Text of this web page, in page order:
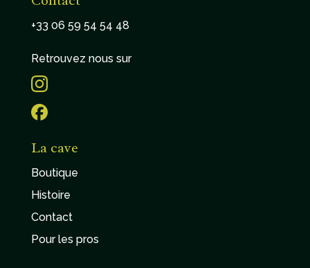
+33 06 59 54 54 48
Retrouvez nous sur
La cave
Boutique
Histoire
Contact
Pour les pros